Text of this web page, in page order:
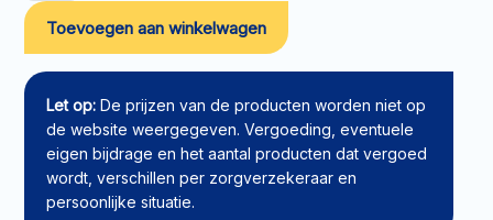
Premium
Fixpants
Long
Leg
aantal
Toevoegen aan winkelwagen
Let op: De prijzen van de producten worden niet op
de website weergegeven. Vergoeding, eventuele
eigen bijdrage en het aantal producten dat vergoed
wordt, verschillen per zorgverzekeraar en
persoonlijke situatie.